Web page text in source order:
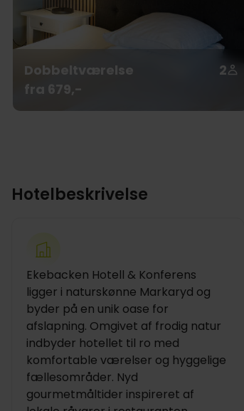
Dobbeltværelse
2
fra 679,-
Hotelbeskrivelse
Ekebacken Hotell & Konferens
ligger i naturskønne Markaryd og
byder på en unik oase for
afslapning. Omgivet af frodig natur
indbyder hotellet til ro med
komfortable værelser og hyggelige
fællesområder. Nyd
gourmetmåltider inspireret af